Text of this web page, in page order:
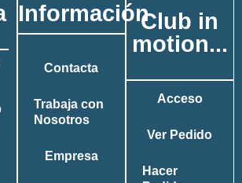
Información
Contacta
Trabaja con
Nosotros
Empresa
Club in
motion...
Acceso
Ver Pedido
Hacer